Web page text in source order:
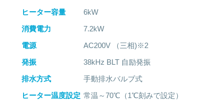
ヒーター容量
6kW
消費電力
7.2kW
電源
AC200V （三相)※2
発振
38kHz BLT 自励発振
排水方式
手動排水バルブ式
ヒーター温度設定 常温～70℃（1℃刻みで設定）